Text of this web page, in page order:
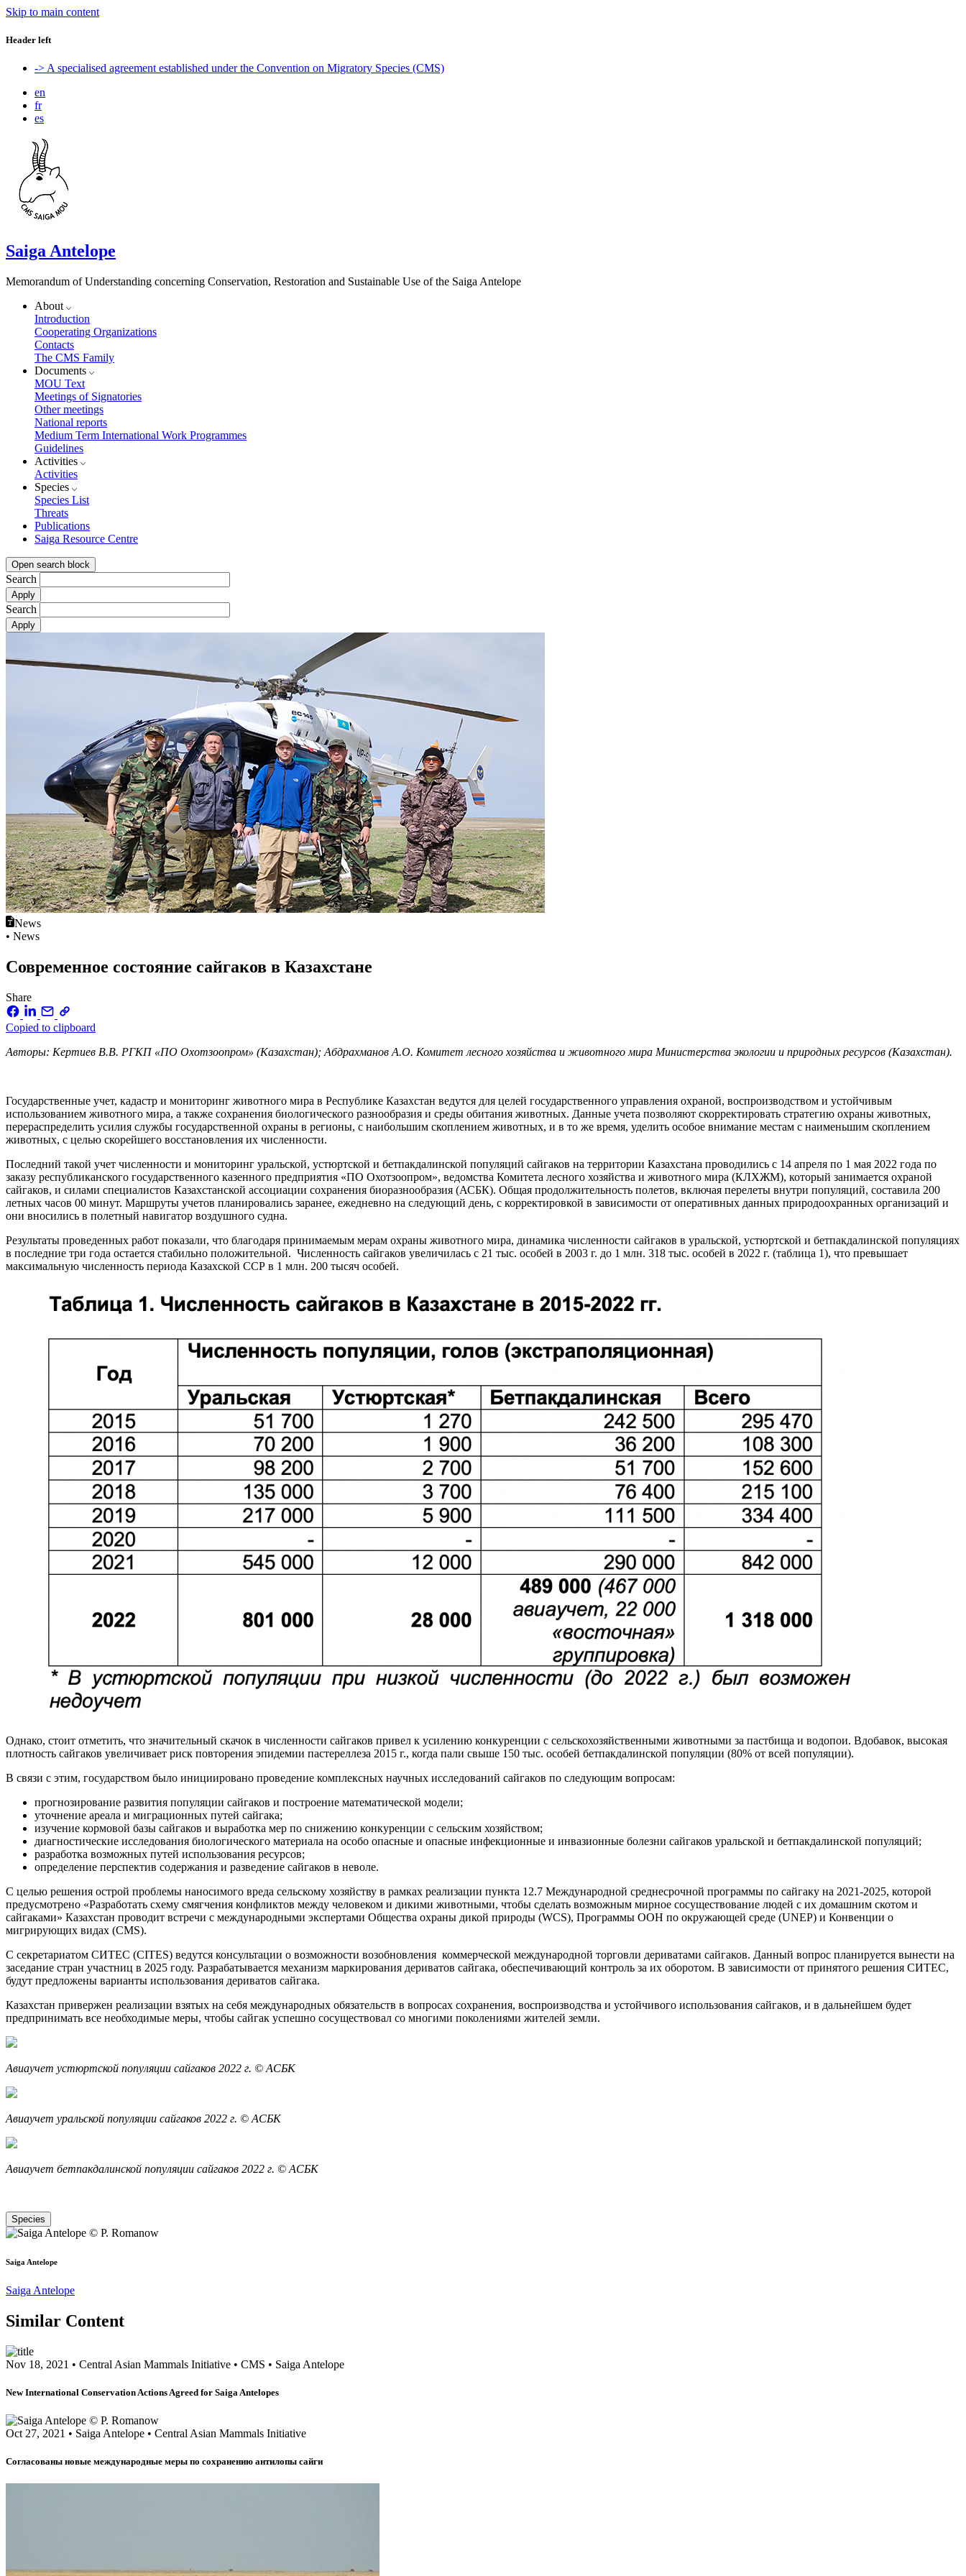
Skip to main content
Header left
-> A specialised agreement established under the Convention on Migratory Species (CMS)
en
fr
es
Saiga Antelope
Memorandum of Understanding concerning Conservation, Restoration and Sustainable Use of the Saiga Antelope
About
Introduction
Cooperating Organizations
Contacts
The CMS Family
Documents
MOU Text
Meetings of Signatories
Other meetings
National reports
Medium Term International Work Programmes
Guidelines
Activities
Activities
Species
Species List
Threats
Publications
Saiga Resource Centre
Open search block
Search
Search
News
• News
Современное состояние сайгаков в Казахстане
Share
Copied to clipboard
Авторы: Кертиев В.В. РГКП «ПО Охотзоопром» (Казахстан); Абдрахманов А.О. Комитет лесного хозяйства и животного мира Министерства экологии и природных ресурсов (Казахстан).
Государственные учет, кадастр и мониторинг животного мира в Республике Казахстан ведутся для целей государственного управления охраной, воспроизводством и устойчивым
использованием животного мира, а также сохранения биологического разнообразия и среды обитания животных. Данные учета позволяют скорректировать стратегию охраны животных,
перераспределить усилия службы государственной охраны в регионы, с наибольшим скоплением животных, и в то же время, уделить особое внимание местам с наименьшим скоплением
животных, с целью скорейшего восстановления их численности.
Последний такой учет численности и мониторинг уральской, устюртской и бетпакдалинской популяций сайгаков на территории Казахстана проводились с 14 апреля по 1 мая 2022 года по
заказу республиканского государственного казенного предприятия «ПО Охотзоопром», ведомства Комитета лесного хозяйства и животного мира (КЛХЖМ), который занимается охраной
сайгаков, и силами специалистов Казахстанской ассоциации сохранения биоразнообразия (АСБК). Общая продолжительность полетов, включая перелеты внутри популяций, составила 200
летных часов 00 минут. Маршруты учетов планировались заранее, ежедневно на следующий день, с корректировкой в зависимости от оперативных данных природоохранных организаций и
они вносились в полетный навигатор воздушного судна.
Результаты проведенных работ показали, что благодаря принимаемым мерам охраны животного мира, динамика численности сайгаков в уральской, устюртской и бетпакдалинской популяциях
в последние три года остается стабильно положительной. Численность сайгаков увеличилась с 21 тыс. особей в 2003 г. до 1 млн. 318 тыс. особей в 2022 г. (таблица 1), что превышает
максимальную численность периода Казахской ССР в 1 млн. 200 тысяч особей.
Однако, стоит отметить, что значительный скачок в численности сайгаков привел к усилению конкуренции с сельскохозяйственными животными за пастбища и водопои. Вдобавок, высокая
плотность сайгаков увеличивает риск повторения эпидемии пастереллеза 2015 г., когда пали свыше 150 тыс. особей бетпакдалинской популяции (80% от всей популяции).
В связи с этим, государством было инициировано проведение комплексных научных исследований сайгаков по следующим вопросам:
прогнозирование развития популяции сайгаков и построение математической модели;
уточнение ареала и миграционных путей сайгака;
изучение кормовой базы сайгаков и выработка мер по снижению конкуренции с сельским хозяйством;
диагностические исследования биологического материала на особо опасные и опасные инфекционные и инвазионные болезни сайгаков уральской и бетпакдалинской популяций;
разработка возможных путей использования ресурсов;
определение перспектив содержания и разведение сайгаков в неволе.
С целью решения острой проблемы наносимого вреда сельскому хозяйству в рамках реализации пункта 12.7 Международной среднесрочной программы по сайгаку на 2021-2025, которой
предусмотрено «Разработать схему смягчения конфликтов между человеком и дикими животными, чтобы сделать возможным мирное сосуществование людей с их домашним скотом и
сайгаками» Казахстан проводит встречи с международными экспертами Общества охраны дикой природы (WCS), Программы ООН по окружающей среде (UNEP) и Конвенции о
мигрирующих видах (CMS).
С секретариатом СИТЕС (CITES) ведутся консультации о возможности возобновления коммерческой международной торговли дериватами сайгаков. Данный вопрос планируется вынести на
заседание стран участниц в 2025 году. Разрабатывается механизм маркирования дериватов сайгака, обеспечивающий контроль за их оборотом. В зависимости от принятого решения СИТЕС,
будут предложены варианты использования дериватов сайгака.
Казахстан привержен реализации взятых на себя международных обязательств в вопросах сохранения, воспроизводства и устойчивого использования сайгаков, и в дальнейшем будет
предпринимать все необходимые меры, чтобы сайгак успешно сосуществовал со многими поколениями жителей земли.
Авиаучет устюртской популяции сайгаков 2022 г. © АСБК
Авиаучет уральской популяции сайгаков 2022 г. © АСБК
Авиаучет бетпакдалинской популяции сайгаков 2022 г. © АСБК
Species
Saiga Antelope
Saiga Antelope
Similar Content
Nov 18, 2021 • Central Asian Mammals Initiative • CMS • Saiga Antelope
New International Conservation Actions Agreed for Saiga Antelopes
Oct 27, 2021 • Saiga Antelope • Central Asian Mammals Initiative
Согласованы новые международные меры по сохранению антилопы сайги